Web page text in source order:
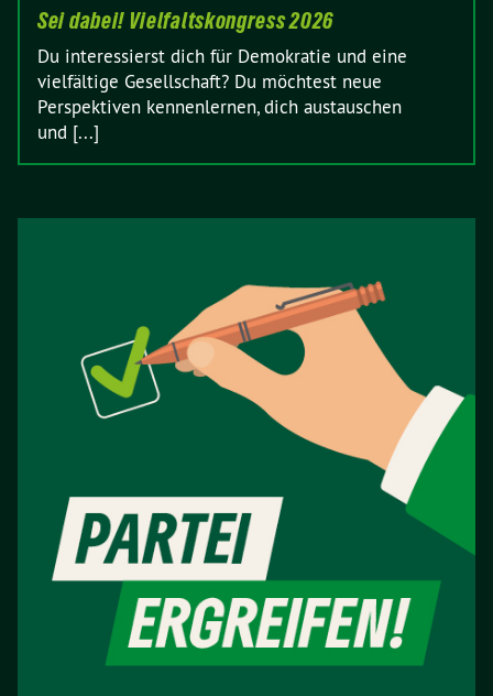
Sei dabei! Vielfaltskongress 2026
Du interessierst dich für Demokratie und eine
vielfältige Gesellschaft? Du möchtest neue
Perspektiven kennenlernen, dich austauschen
und [...]